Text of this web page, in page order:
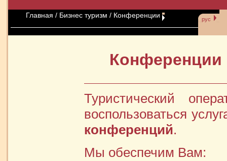
Главная / Бизнес туризм / Конференции рус
Конференции
Туристический
воспользоваться
конференций.
Мы обеспечим Вам: